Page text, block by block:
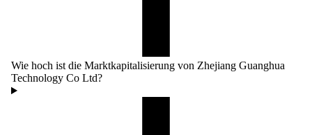
Wie hoch ist die Marktkapitalisierung von Zhejiang Guanghua
Technology Co Ltd?